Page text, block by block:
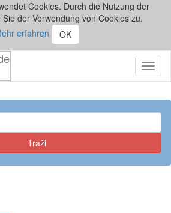
Cookies. Durch die Nutzung der
der Verwendung von Cookies zu.
erfahren
OK